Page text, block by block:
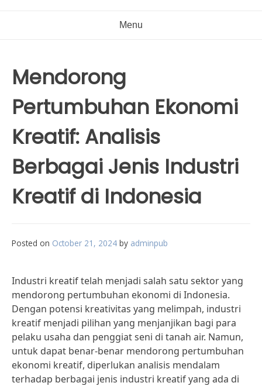
Menu
Mendorong
Pertumbuhan Ekonomi
Kreatif: Analisis
Berbagai Jenis Industri
Kreatif di Indonesia
Posted on October 21, 2024 by adminpub
Industri kreatif telah menjadi salah satu sektor yang
mendorong pertumbuhan ekonomi di Indonesia.
Dengan potensi kreativitas yang melimpah, industri
kreatif menjadi pilihan yang menjanjikan bagi para
pelaku usaha dan penggiat seni di tanah air. Namun,
untuk dapat benar-benar mendorong pertumbuhan
ekonomi kreatif, diperlukan analisis mendalam
terhadap berbagai jenis industri kreatif yang ada di